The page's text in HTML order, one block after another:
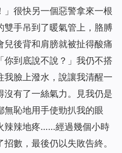
」很快另一個惡警拿來一根
雙手吊到了暖氣管上，胳膊
兒後背和肩膀就被扯得酸痛
你到底說不說？」我仍不搭
我臉上潑水，說讓我清醒一
沒有了一絲氣力。見我仍是
無恥地用手使勁扒我的眼
辣辣地疼……經過幾個小時
數，最後仍以失敗告終。